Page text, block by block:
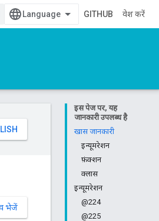
GITHUB प्रवेश करें
इस पेज पर, यह
जानकारी उपलब्ध है
खास जानकारी
इन्यूमरेशन
फ़ंक्शन
क्लास
इन्यूमरेशन
@224
@225
भेजें